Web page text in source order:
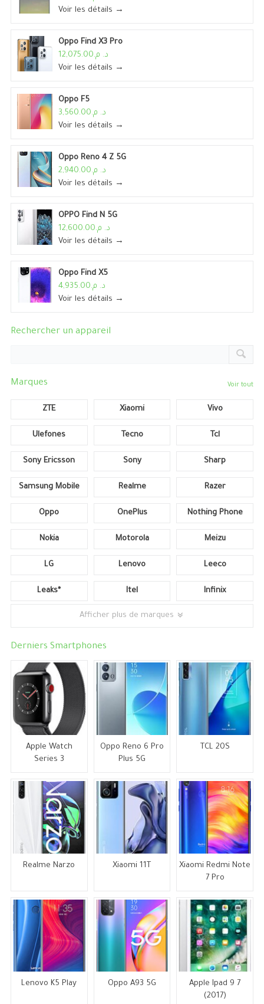
Voir les détails →
Oppo Find X3 Pro
د. م.12,075.00
Voir les détails →
Oppo F5
د. م.3,560.00
Voir les détails →
Oppo Reno 4 Z 5G
د. م.2,940.00
Voir les détails →
OPPO Find N 5G
د. م.12,600.00
Voir les détails →
Oppo Find X5
د. م.4,935.00
Voir les détails →
Rechercher un appareil
Marques Voir tout
ZTE Xiaomi Vivo
Ulefones Tecno Tcl
Sony Ericsson Sony Sharp
Samsung Mobile Realme Razer
Oppo OnePlus Nothing Phone
Nokia Motorola Meizu
LG Lenovo Leeco
Leaks* Itel Infinix
Afficher plus de marques
Derniers Smartphones
Apple Watch
Series 3
Oppo Reno 6 Pro
Plus 5G
TCL 20S
Realme Narzo Xiaomi 11T
Xiaomi Redmi Note
7 Pro
Lenovo K5 Play Oppo A93 5G
Apple Ipad 9 7
(2017)